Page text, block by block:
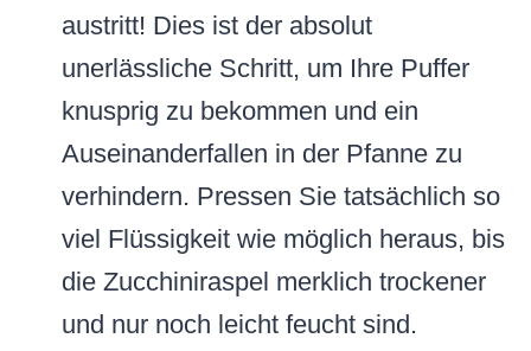
austritt! Dies ist der absolut
unerlässliche Schritt, um Ihre Puffer
knusprig zu bekommen und ein
Auseinanderfallen in der Pfanne zu
verhindern. Pressen Sie tatsächlich so
viel Flüssigkeit wie möglich heraus, bis
die Zucchiniraspel merklich trockener
und nur noch leicht feucht sind.